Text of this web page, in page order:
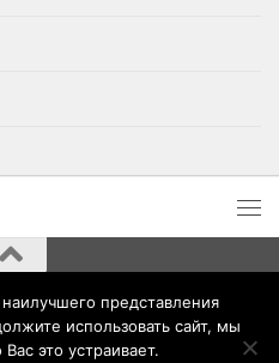
- 2026. Все права защищены.
представления
использовать сайт, мы
это устраивает.